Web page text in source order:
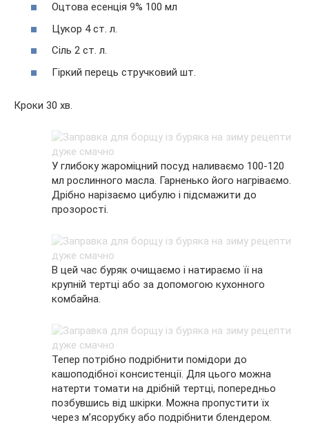
Оцтова есенція 9% 100 мл
Цукор 4 ст. л.
Сіль 2 ст. л.
Гіркий перець стручковий шт.
Кроки 30 хв.
У глибоку жароміцний посуд наливаємо 100-120
мл рослинного масла. Гарненько його нагріваємо.
Дрібно нарізаємо цибулю і підсмажити до
прозорості.
В цей час буряк очищаємо і натираємо її на
крупній тертці або за допомогою кухонного
комбайна.
Тепер потрібно подрібнити помідори до
кашоподібної консистенції. Для цього можна
натерти томати на дрібній тертці, попередньо
позбувшись від шкірки. Можна пропустити їх
через м’ясорубку або подрібнити блендером.